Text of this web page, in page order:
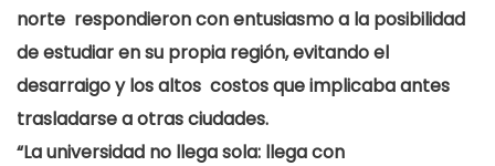
norte respondieron con entusiasmo a la posibilidad
de estudiar en su propia región, evitando el
desarraigo y los altos costos que implicaba antes
trasladarse a otras ciudades.
“La universidad no llega sola: llega con